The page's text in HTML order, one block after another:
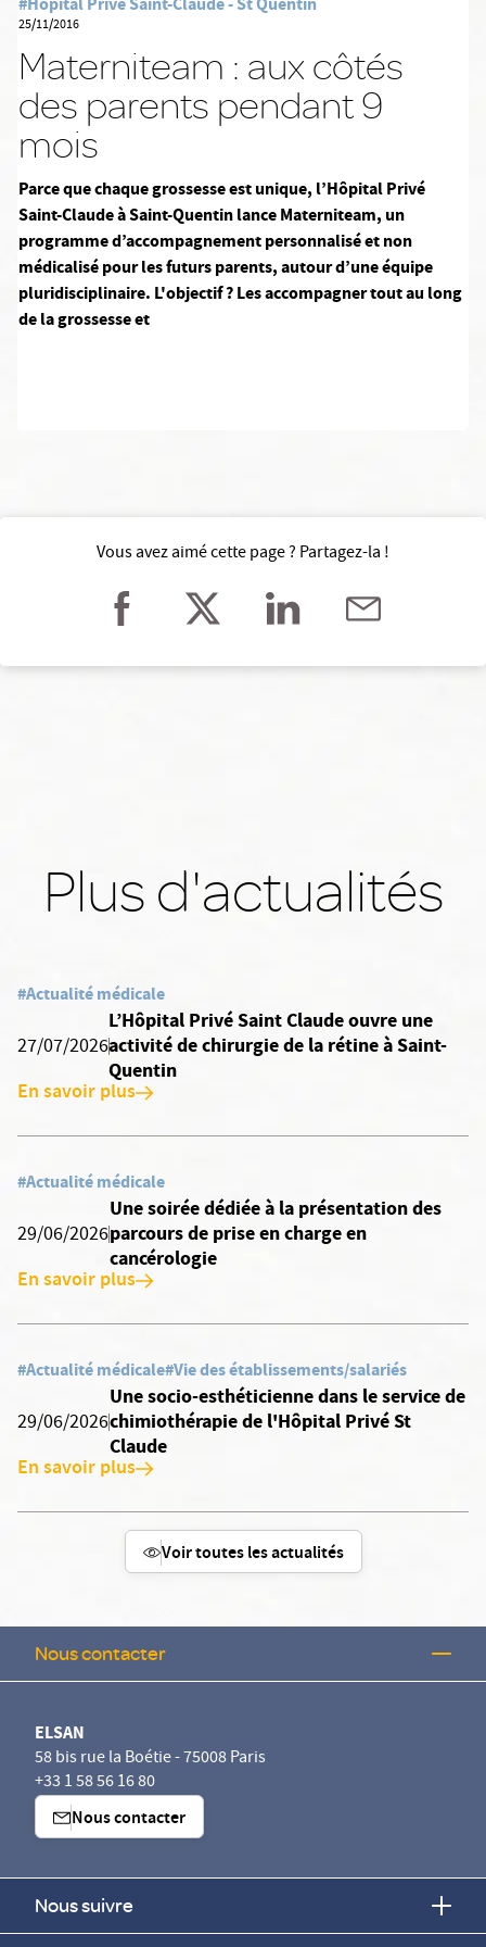
25/11/2016
Materniteam : aux côtés
des parents pendant 9
mois
Parce que chaque grossesse est unique, l’Hôpital Privé
Saint-Claude à Saint-Quentin lance Materniteam, un
programme d’accompagnement personnalisé et non
médicalisé pour les futurs parents, autour d’une équipe
pluridisciplinaire. L'objectif ? Les accompagner tout au long
de la grossesse et
Vous avez aimé cette page ? Partagez-la !
Plus d'actualités
#Actualité médicale
27/07/2026
L’Hôpital Privé Saint Claude ouvre une
activité de chirurgie de la rétine à Saint-
Quentin
En savoir plus
#Actualité médicale
29/06/2026
Une soirée dédiée à la présentation des
parcours de prise en charge en
cancérologie
En savoir plus
#Actualité médicale#Vie des établissements/salariés
29/06/2026
Une socio-esthéticienne dans le service de
chimiothérapie de l'Hôpital Privé St
Claude
En savoir plus
Voir toutes les actualités
Nous contacter
ELSAN
58 bis rue la Boétie - 75008 Paris
+33 1 58 56 16 80
Nous contacter
Nous suivre